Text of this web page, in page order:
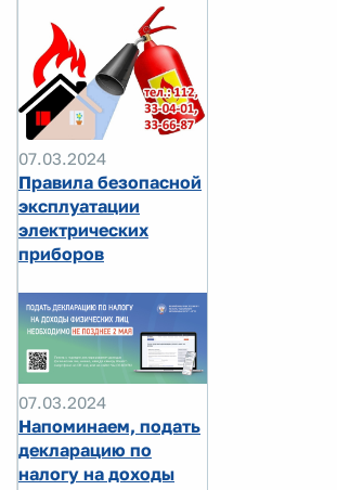
07.03.2024
Правила безопасной
эксплуатации
электрических
приборов
07.03.2024
Напоминаем, подать
декларацию по
налогу на доходы